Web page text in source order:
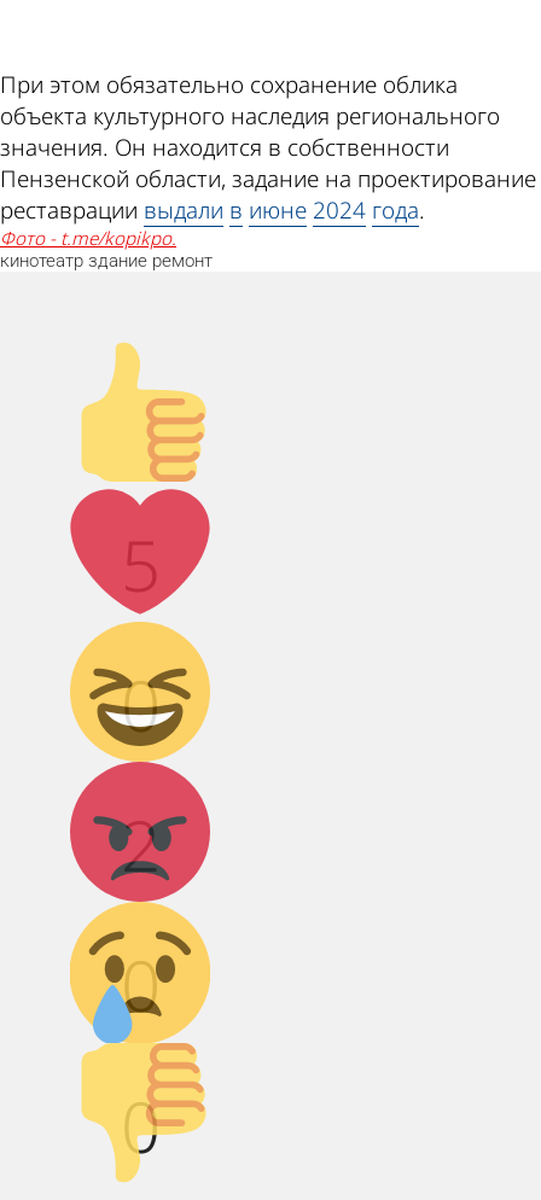
При этом обязательно сохранение облика
объекта культурного наследия регионального
значения. Он находится в собственности
Пензенской области, задание на проектирование
реставрации выдали в июне 2024 года.
Фото - t.me/kopikpo.
кинотеатр здание ремонт
Палец
вверх!
5
Лайк!
0
Дикий смех!
2
Агрессия!
0
Грусть :(
0
Палец вниз!